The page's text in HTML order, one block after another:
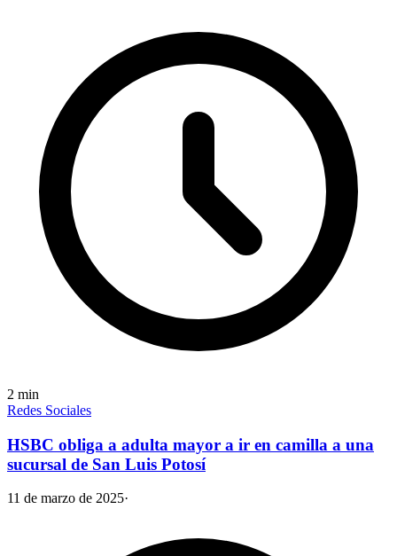
2 min
Redes Sociales
HSBC obliga a adulta mayor a ir en camilla a una
sucursal de San Luis Potosí
11 de marzo de 2025·